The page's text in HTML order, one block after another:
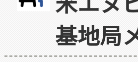
基地局